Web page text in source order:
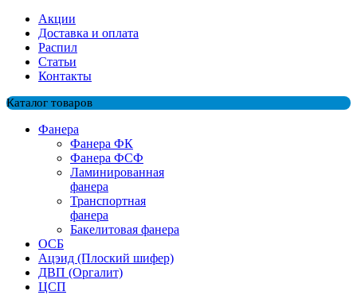
Акции
Доставка и оплата
Распил
Cтатьи
Контакты
Каталог товаров
Фанера
Фанера ФК
Фанера ФСФ
Ламинированная
фанера
Транспортная
фанера
Бакелитовая фанера
ОСБ
Ацэид (Плоский шифер)
ДВП (Оргалит)
ЦСП